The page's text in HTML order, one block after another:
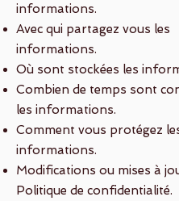
informations.
Avec qui partagez vous les
informations.
Où sont stockées les
Combien de temps sont
les informations.
Comment vous protégez
informations.
Modifications ou mises à
Politique de confidentialité.